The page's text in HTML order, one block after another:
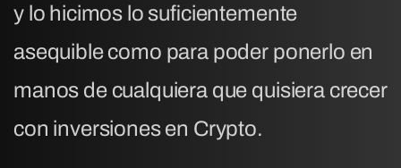
y lo hicimos lo suficientemente
asequible como para poder ponerlo en
manos de cualquiera que quisiera crecer
con inversiones en Crypto.